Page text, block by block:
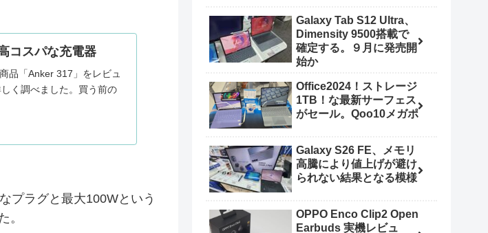
コスパな充電器
品「Anker 317」をレビュ
く調べました。買う前の
プラグと最大100Wという
。
Galaxy Tab S12 Ultra、
Dimensity 9500搭載で
確定する。９月に発売開
始か
Office2024！ストレージ
1TB！な最新サーフェス
がセール。Qoo10メガポ
Galaxy S26 FE、メモリ
高騰により値上げが避け
られない結果となる模様
OPPO Enco Clip2 Open
Earbuds 実機レビュ